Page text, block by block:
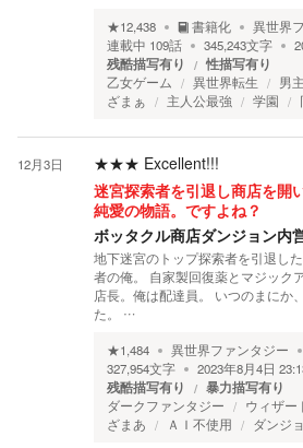
★12,438 書籍化
異世界
連載中 109話 345,243文字
残酷描写有り 性描写有り
乙女ゲーム 異世界転生 男
ざまぁ
主人公最強 学園
12月3日 ★★★ Excellent!!!
迷宮探索者を引退し商店を開
純愛の物語。ですよね？
ボッタクル商店ダンジョン内
地下迷宮のトップ探索者を引退し
者の俺。 自家製回復薬とマジック
店長。俺は配達員。 いつのまにか
た。 …
★1,484 異世界ファンタジー
327,954文字 2023年8月4日
残酷描写有り 暴力描写有り
ダークファンタジー ウィザー
ざまあ
ＡＩ不使用 ダンジ